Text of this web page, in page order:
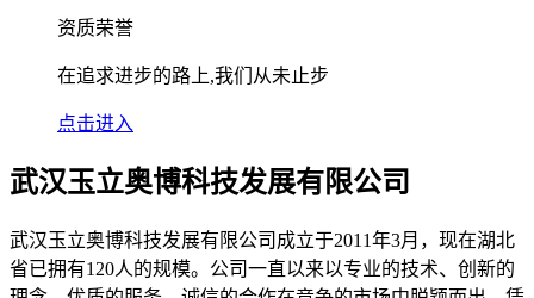
资质荣誉
在追求进步的路上,我们从未止步
点击进入
武汉玉立奥博科技发展有限公司
武汉玉立奥博科技发展有限公司成立于2011年3月，现在湖北
省已拥有120人的规模。公司一直以来以专业的技术、创新的